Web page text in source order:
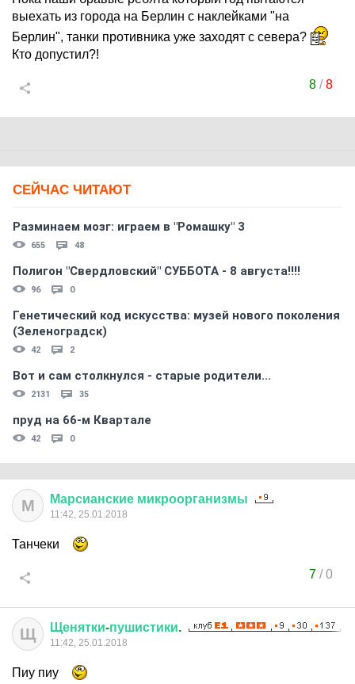
выехать из города на Берлин с наклейками "на
Берлин", танки противника уже заходят с севера?
Кто допустил?!
8/8
СЕЙЧАС ЧИТАЮТ
Разминаем мозг: играем в "Ромашку" 3
655 48
Полигон "Свердловский" СУББОТА - 8 августа!!!!
96 0
Генетический код искусства: музей нового поколения
(Зеленоградск)
42 2
Вот и сам столкнулся - старые родители...
2131 35
пруд на 66-м Квартале
42 0
М Марсианские микроорганизмы
11:42, 25.01.2018
Танчеки
7/0
Щ Щенятки-пушистики.
11:42, 25.01.2018
Пиу пиу